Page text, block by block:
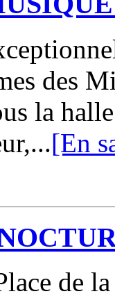
des
la
[En
de